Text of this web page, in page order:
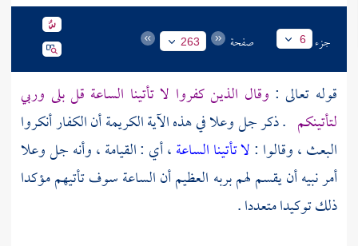
جزء 6 صفحة 263
قوله تعالى : وقال الذين كفروا لا تأتينا الساعة قل بلى وربي
لتأتينكم . ذكر جل وعلا في هذه الآية الكريمة أن الكفار أنكروا
البعث ، وقالوا :لا تأتينا الساعة، أي : القيامة ، وأنه جل وعلا
أمر نبيه أن يقسم لهم بربه العظيم أن الساعة سوف تأتيهم مؤكدا
ذلك توكيدا متعددا .